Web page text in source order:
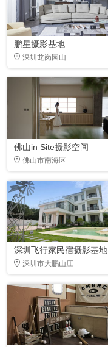
鹏星摄影基地
深圳龙岗园山
佛山in Site摄影空间
佛山市南海区
深圳飞行家民宿摄影基地
深圳市大鹏山庄